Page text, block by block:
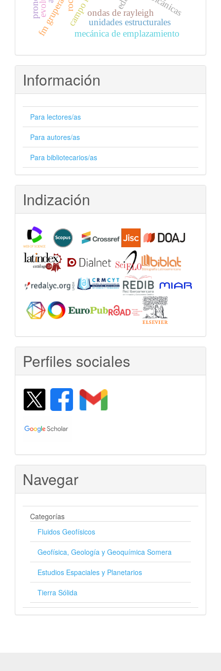
ondas de rayleigh
fm grupera mecánica de emplazamiento
unidades estructurales
Información
Para lectores/as
Para autores/as
Para bibliotecarios/as
Indización
Perfiles sociales
Navegar
Categorías
Fluidos Geofísicos
Geofísica, Geología y Geoquímica Somera
Estudios Espaciales y Planetarios
Tierra Sólida